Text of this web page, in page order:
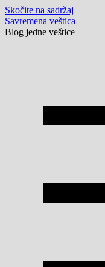
Skočite na sadržaj
Savremena veštica
Blog jedne veštice